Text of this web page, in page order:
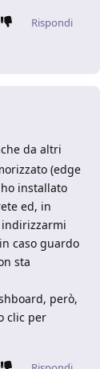
Rispondi
da altri
(edge
installato
ed, in
caso guardo
sta
però,
clic per